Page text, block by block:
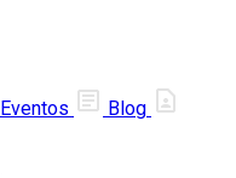
Eventos
Blog